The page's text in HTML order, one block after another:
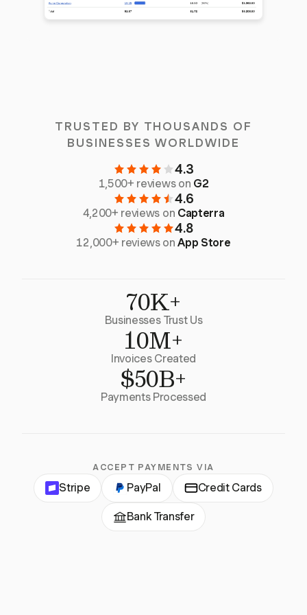
TRUSTED BY THOUSANDS OF
BUSINESSES WORLDWIDE
4.3
1,500+ reviews on G2
4.6
4,200+ reviews on Capterra
4.8
12,000+ reviews onApp Store
70K+
Businesses Trust Us
10M+
Invoices Created
$50B+
Payments Processed
ACCEPT PAYMENTS VIA
Stripe PayPal Credit Cards
Bank Transfer